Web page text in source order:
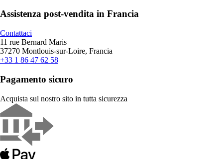
Assistenza post-vendita in Francia
Contattaci
11 rue Bernard Maris
37270 Montlouis-sur-Loire, Francia
+33 1 86 47 62 58
Pagamento sicuro
Acquista sul nostro sito in tutta sicurezza